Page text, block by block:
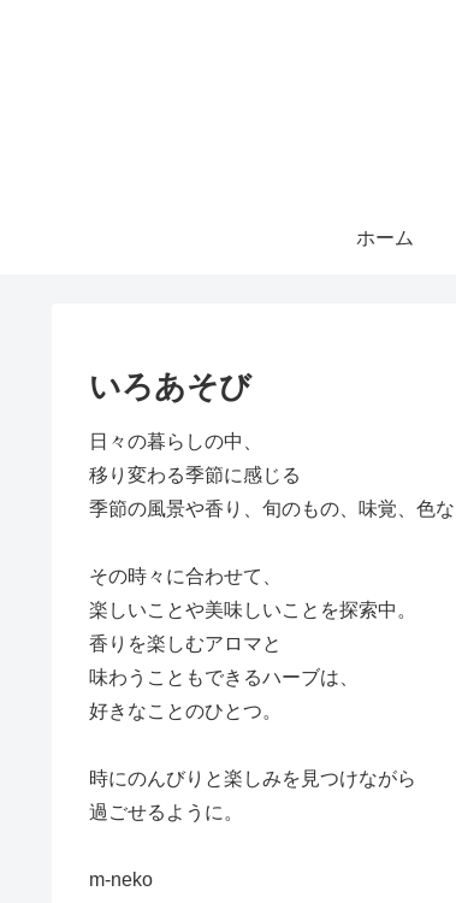
ホーム
いろあそび
日々の暮らしの中、
移り変わる季節に感じる
季節の風景や香り、旬のもの、味覚、色な
その時々に合わせて、
楽しいことや美味しいことを探索中。
香りを楽しむアロマと
味わうこともできるハーブは、
好きなことのひとつ。
時にのんびりと楽しみを見つけながら
過ごせるように。
m-neko